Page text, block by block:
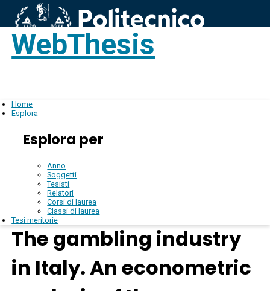
WebThesis
Home
Esplora
Esplora per
Anno
Soggetti
Tesisti
Relatori
Corsi di laurea
Classi di laurea
Tesi meritorie
The gambling industry
in Italy. An econometric